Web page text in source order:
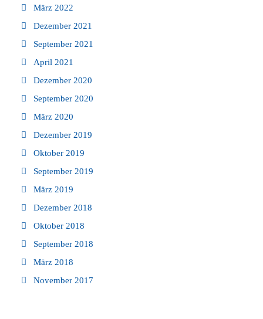
März 2022
Dezember 2021
September 2021
April 2021
Dezember 2020
September 2020
März 2020
Dezember 2019
Oktober 2019
September 2019
März 2019
Dezember 2018
Oktober 2018
September 2018
März 2018
November 2017